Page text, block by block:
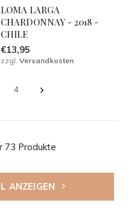
LOMA LARGA
CHARDONNAY - 2018 -
CHILE
€13,95
zzgl. Versandkosten
4
73 Produkte
ANZEIGEN